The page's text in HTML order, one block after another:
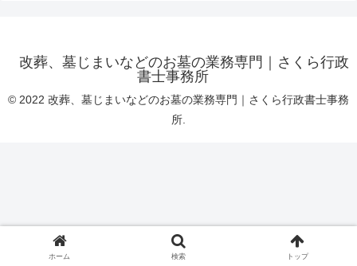
改葬、墓じまいなどのお墓の業務専門｜さくら行政
書士事務所
© 2022 改葬、墓じまいなどのお墓の業務専門｜さくら行政書士事務
所.
ホーム 検索 トップ